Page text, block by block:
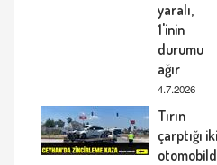
yaralı,
1'inin
durumu
ağır
4.7.2026
Tırın
çarptığı iki